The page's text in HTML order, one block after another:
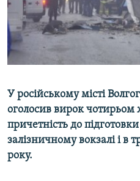
ВІДЕОУРОКИ «ELIFBE»
СВІДЧЕННЯ ОКУПАЦІЇ
УКРАЇНСЬКА ПРОБЛЕМА КРИМУ
Русский
Qırımtatar
Усі сайти RFE/RL
У російському місті
оголосив вирок чотирьом
причетність до
залізничному вокзалі і в
року.